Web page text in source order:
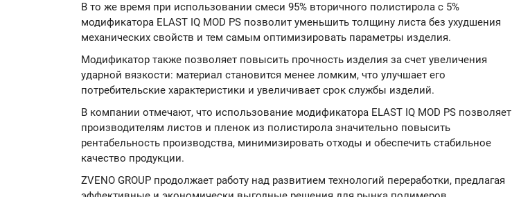
В то же время при использовании смеси 95% вторичного полистирола с 5%
модификатора ELAST IQ MOD PS позволит уменьшить толщину листа без ухудшения
механических свойств и тем самым оптимизировать параметры изделия.
Модификатор также позволяет повысить прочность изделия за счет увеличения
ударной вязкости: материал становится менее ломким, что улучшает его
потребительские характеристики и увеличивает срок службы изделий.
В компании отмечают, что использование модификатора ELAST IQ MOD PS позволяет
производителям листов и пленок из полистирола значительно повысить
рентабельность производства, минимизировать отходы и обеспечить стабильное
качество продукции.
ZVENO GROUP продолжает работу над развитием технологий переработки, предлагая